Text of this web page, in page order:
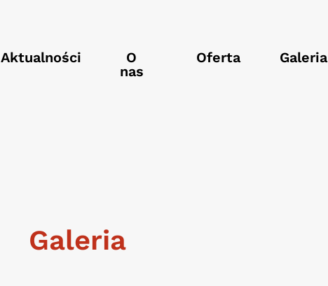
Aktualności
O
nas
Oferta Galeria
Galeria